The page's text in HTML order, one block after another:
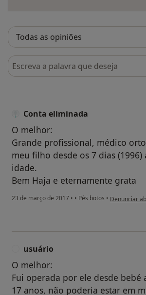
Pesquisar em opiniões
Conta eliminada
O melhor:
Grande profissional, médico
meu filho desde os 7 dias (1996)
idade.
Bem Haja e eternamente grata
23 de março de 2017 • • Pés botos • na opinião
Denunciar
usuário
O melhor:
Fui operada por ele desde bebé
17 anos, não poderia estar em